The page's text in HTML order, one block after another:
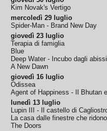
Kim Novak's Vertigo
mercoledì 29 luglio
Spider-Man - Brand New Day
giovedì 23 luglio
Terapia di famiglia
Blue
Deep Water - Incubo dagli abissi
A New Dawn
giovedì 16 luglio
Odissea
Agent of Happiness - Il Bhutan
lunedì 13 luglio
Lupin III - Il castello di
La casa dalle finestre che ridono
The Doors